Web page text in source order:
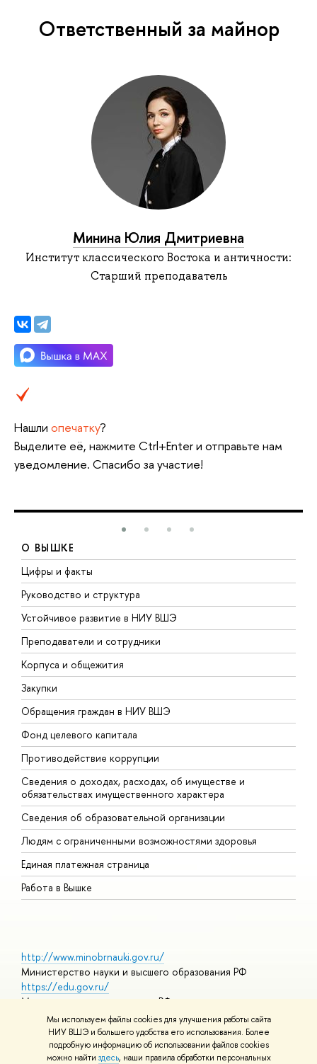
Мы используем файлы cookies для улучшения работы сайта
НИУ ВШЭ и большего удобства его использования. Более
подробную информацию об использовании файлов cookies
можно найти здесь, наши правила обработки персональных
Ответственный за майнор
Минина Юлия Дмитриевна
Институт классического Востока и античности:
Старший преподаватель
Нашли опечатку?
Выделите её, нажмите Ctrl+Enter и отправьте нам
уведомление. Спасибо за участие!
О ВЫШКЕ
Цифры и факты
Руководство и структура
Устойчивое развитие в НИУ ВШЭ
Преподаватели и сотрудники
Корпуса и общежития
Закупки
Обращения граждан в НИУ ВШЭ
Фонд целевого капитала
Противодействие коррупции
Сведения о доходах, расходах, об имуществе и
обязательствах имущественного характера
Сведения об образовательной организации
Людям с ограниченными возможностями здоровья
Единая платежная страница
Работа в Вышке
http://www.minobrnauki.gov.ru/
Министерство науки и высшего образования РФ
https://edu.gov.ru/
Министерство просвещения РФ
https://elearning.hse.ru/mooc
Массовые открытые онлайн-курсы